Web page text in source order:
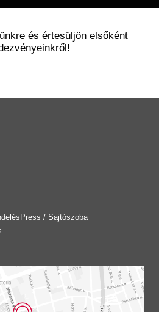
és értesüljön elsőként
Press / Sajtószoba